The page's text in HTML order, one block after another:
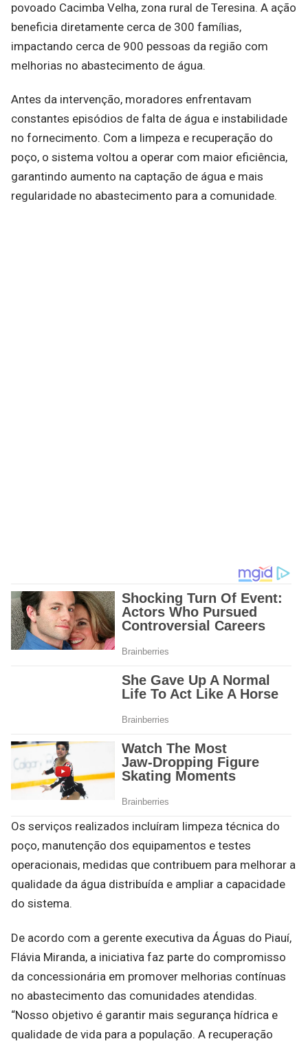
povoado Cacimba Velha, zona rural de Teresina. A ação
beneficia diretamente cerca de 300 famílias,
impactando cerca de 900 pessoas da região com
melhorias no abastecimento de água.
Antes da intervenção, moradores enfrentavam
constantes episódios de falta de água e instabilidade
no fornecimento. Com a limpeza e recuperação do
poço, o sistema voltou a operar com maior eficiência,
garantindo aumento na captação de água e mais
regularidade no abastecimento para a comunidade.
Os serviços realizados incluíram limpeza técnica do
poço, manutenção dos equipamentos e testes
operacionais, medidas que contribuem para melhorar a
qualidade da água distribuída e ampliar a capacidade
do sistema.
De acordo com a gerente executiva da Águas do Piauí,
Flávia Miranda, a iniciativa faz parte do compromisso
da concessionária em promover melhorias contínuas
no abastecimento das comunidades atendidas.
“Nosso objetivo é garantir mais segurança hídrica e
qualidade de vida para a população. A recuperação